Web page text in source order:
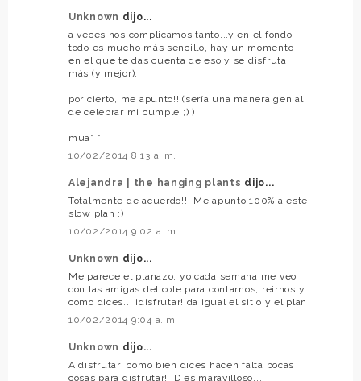
Unknown dijo...
a veces nos complicamos tanto...y en el fondo
todo es mucho más sencillo, hay un momento
en el que te das cuenta de eso y se disfruta
más (y mejor).
por cierto, me apunto!! (sería una manera genial
de celebrar mi cumple ;) )
mua* *
10/02/2014 8:13 a. m.
Alejandra | the hanging plants dijo...
Totalmente de acuerdo!!! Me apunto 100% a este
slow plan ;)
10/02/2014 9:02 a. m.
Unknown dijo...
Me parece el planazo, yo cada semana me veo
con las amigas del cole para contarnos, reirnos y
como dices... ¡disfrutar! da igual el sitio y el plan
10/02/2014 9:04 a. m.
Unknown dijo...
A disfrutar! como bien dices hacen falta pocas
cosas para disfrutar! :D es maravilloso...